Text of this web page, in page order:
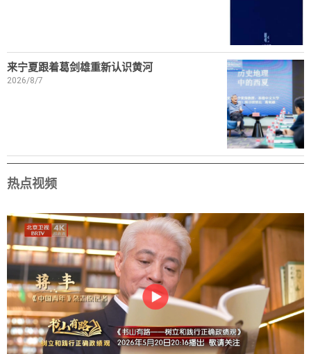
来宁夏跟着葛剑雄重新认识黄河
2026/8/7
热点视频